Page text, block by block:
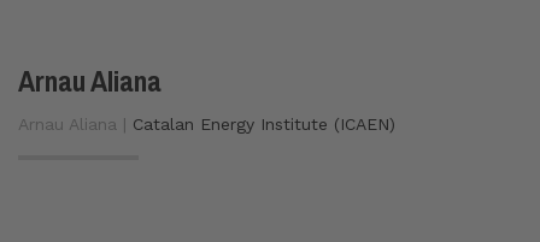
Arnau Aliana
Arnau Aliana | Catalan Energy Institute (ICAEN)